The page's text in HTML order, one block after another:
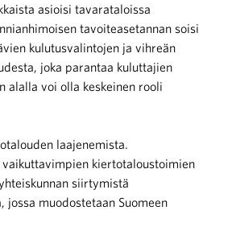
asioisi tavarataloissa
tavoiteasetannan soisi
kulutusvalintojen ja vihreän
joka parantaa kuluttajien
alalla voi olla keskeinen rooli
laajenemista.
kiertotaloustoimien
siirtymistä
muodostetaan Suomeen